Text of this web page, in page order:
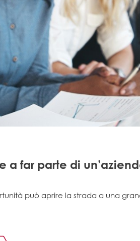
a far parte di
può aprire la strada a una